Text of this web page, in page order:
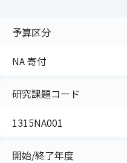
予算区分
NA 寄付
研究課題コード
1315NA001
開始/終了年度